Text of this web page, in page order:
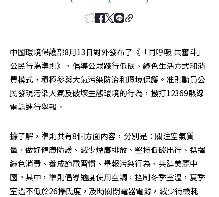
中國環境保護部8月13日對外發布了《「同呼吸 共奮斗」
公民行為準則》，倡導公眾踐行低碳、綠色生活方式和消
費模式，積極參與大氣污染防治和環境保護。准則動員公
民發現污染大氣及破壞生態環境的行為，撥打12369熱線
電話進行舉報。
據了解，準則共有8個方面內容，分別是：關注空氣質
量、做好健康防護、減少煙塵排放、堅持低碳出行、選擇
綠色消費、養成節電習慣、舉報污染行為、共建美麗中
國。其中，準則倡導適度使用空調，控制冬季室溫，夏季
室溫不低於26攝氏度，及時關閉電器電源，減少待機耗